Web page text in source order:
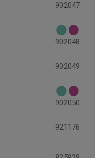
902047
902048
902049
902050
921176